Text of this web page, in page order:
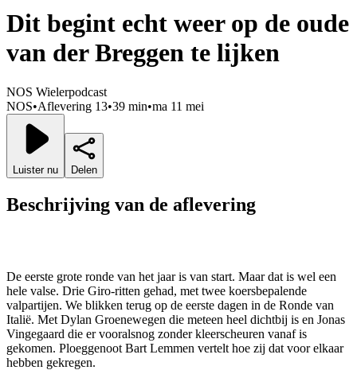
Dit begint echt weer op de oude
van der Breggen te lijken
NOS Wielerpodcast
NOS•Aflevering 13•39 min•ma 11 mei
Luister nu Delen
Beschrijving van de aflevering
De eerste grote ronde van het jaar is van start. Maar dat is wel een
hele valse. Drie Giro-ritten gehad, met twee koersbepalende
valpartijen. We blikken terug op de eerste dagen in de Ronde van
Italië. Met Dylan Groenewegen die meteen heel dichtbij is en Jonas
Vingegaard die er vooralsnog zonder kleerscheuren vanaf is
gekomen. Ploeggenoot Bart Lemmen vertelt hoe zij dat voor elkaar
hebben gekregen.